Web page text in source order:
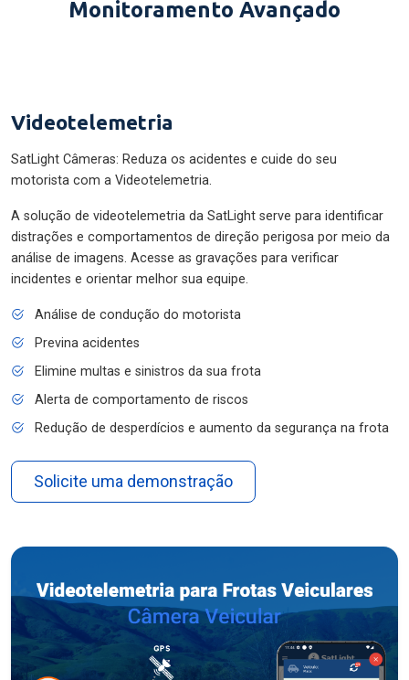
Monitoramento Avançado
Videotelemetria
SatLight Câmeras: Reduza os acidentes e cuide do seu
motorista com a Videotelemetria.
A solução de videotelemetria da SatLight serve para identificar
distrações e comportamentos de direção perigosa por meio da
análise de imagens. Acesse as gravações para verificar
incidentes e orientar melhor sua equipe.
Análise de condução do motorista
Previna acidentes
Elimine multas e sinistros da sua frota
Alerta de comportamento de riscos
Redução de desperdícios e aumento da segurança na frota
Solicite uma demonstração